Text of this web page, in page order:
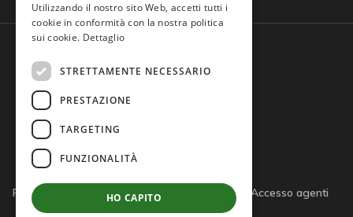
Privacy policy Cookie policy Note legali
Accesso agenti
Utilizzando il nostro sito Web, accetti tutti i
cookie in conformità con la nostra politica
sui cookie. Dettaglio
STRETTAMENTE NECESSARIO
PRESTAZIONE
TARGETING
FUNZIONALITÀ
HO CAPITO